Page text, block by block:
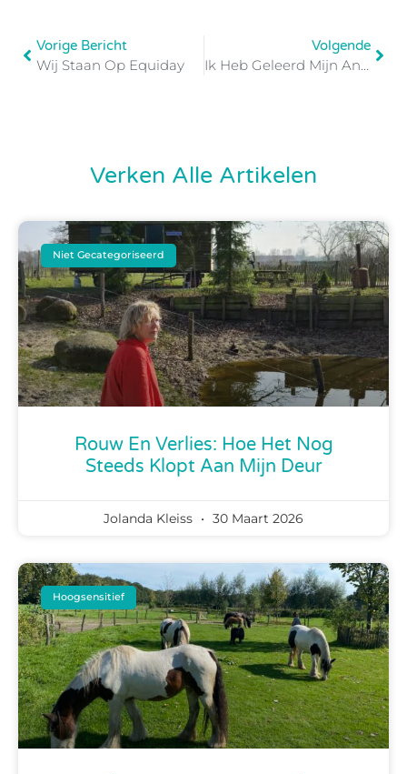
Vorige Bericht
Wij Staan Op Equiday
Volgende
Ik Heb Geleerd Mijn Angst Te Accepteren
Verken Alle Artikelen
Niet Gecategoriseerd
Rouw En Verlies: Hoe Het Nog
Steeds Klopt Aan Mijn Deur
Jolanda Kleiss 30 Maart 2026
Hoogsensitief